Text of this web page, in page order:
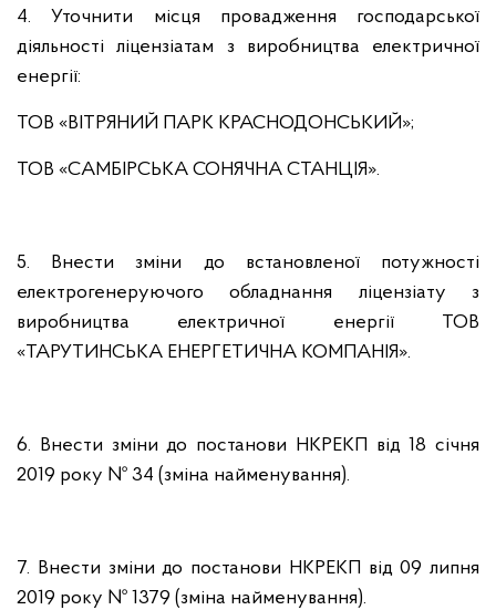
4. Уточнити місця провадження господарської
діяльності ліцензіатам з виробництва електричної
енергії:
ТОВ «ВІТРЯНИЙ ПАРК КРАСНОДОНСЬКИЙ»;
ТОВ «САМБІРСЬКА СОНЯЧНА СТАНЦІЯ».
5. Внести зміни до встановленої потужності
електрогенеруючого обладнання ліцензіату з
виробництва електричної енергії ТОВ
«ТАРУТИНСЬКА ЕНЕРГЕТИЧНА КОМПАНІЯ».
6. Внести зміни до постанови НКРЕКП від 18 січня
2019 року № 34 (зміна найменування).
7. Внести зміни до постанови НКРЕКП від 09 липня
2019 року № 1379 (зміна найменування).